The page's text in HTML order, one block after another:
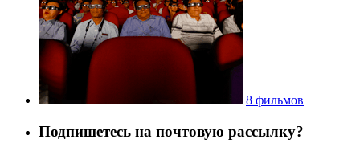
8 фильмов
Подпишетесь на почтовую рассылку?